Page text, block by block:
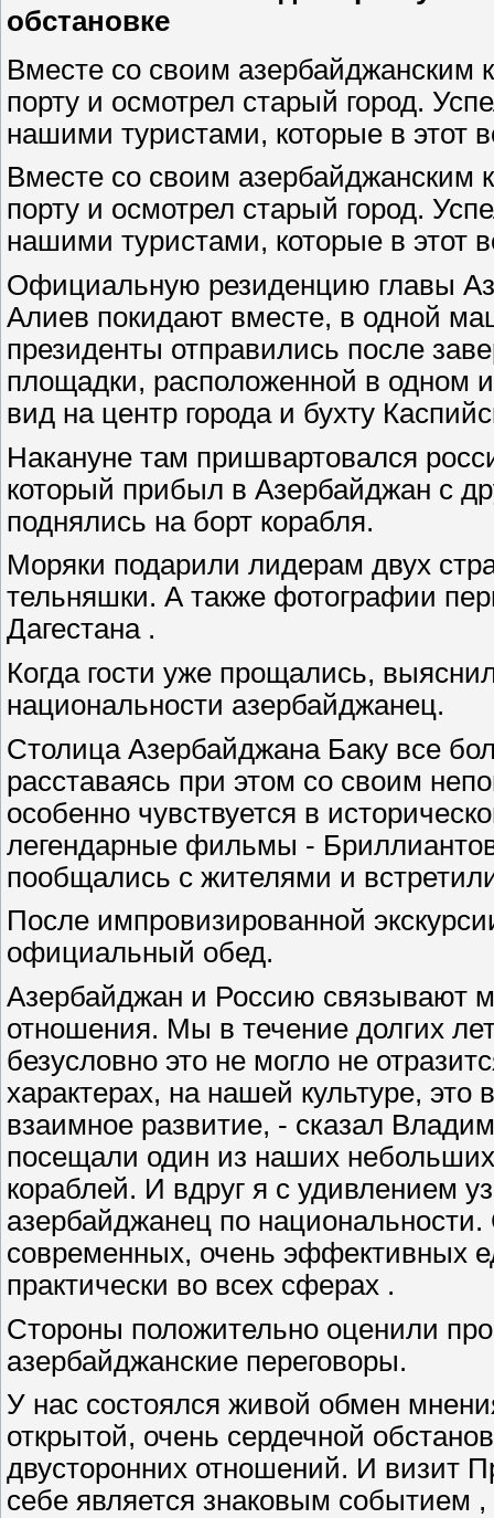
обстановке
Вместе со своим
порту и осмотрел старый город.
нашими туристами, которые в этот
Вместе со своим
порту и осмотрел старый город.
нашими туристами, которые в этот
Официальную резиденцию главы
Алиев покидают вместе, в одной
президенты отправились после
площадки, расположенной в одном
вид на центр города и бухту
Накануне там пришвартовался
который прибыл в Азербайджан с
поднялись на борт корабля.
Моряки подарили лидерам двух
тельняшки. А также фотографии
Дагестана .
Когда гости уже прощались,
национальности азербайджанец.
Столица Азербайджана Баку все
расставаясь при этом со своим
особенно чувствуется в
легендарные фильмы -
пообщались с жителями и
После импровизированной
официальный обед.
Азербайджан и Россию связывают
отношения. Мы в течение долгих
безусловно это не могло не
характерах, на нашей культуре,
взаимное развитие, - сказал
посещали один из наших
кораблей. И вдруг я с удивлением
азербайджанец по национальности.
современных, очень эффективных
практически во всех сферах .
Стороны положительно оценили
азербайджанские переговоры.
У нас состоялся живой обмен
открытой, очень сердечной
двусторонних отношений. И визит
себе является знаковым событием